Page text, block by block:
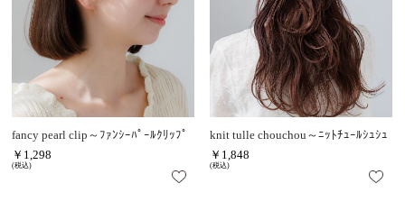
fancy pearl clip～ﾌｧﾝｼｰﾊﾟｰﾙｸﾘｯﾌﾟ
￥1,298
(税込)
knit tulle chouchou～ﾆｯﾄﾁｭｰﾙｼｭｼｭ
￥1,848
(税込)